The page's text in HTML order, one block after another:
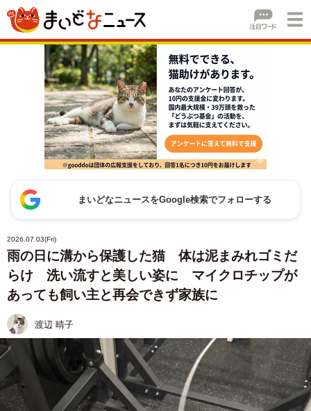
まいどなニュースをGoogle検索でフォローする
2026.07.03(Fri)
雨の日に溝から保護した猫 体は泥まみれゴミだ
らけ 洗い流すと美しい姿に マイクロチップが
あっても飼い主と再会できず家族に
渡辺 晴子